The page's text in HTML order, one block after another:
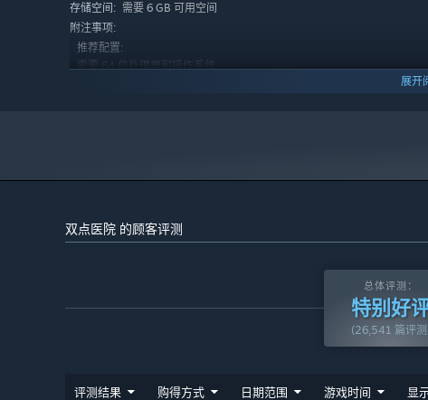
改良设施、升级设备、员工、和医院布局，更多更快地治病挣钱
训练并提高你的员工能力、提升他们的等级、学习新的技术和
存储空间: 需要 6 GB 可用空间
附注事项:
推荐配置:
需要 64 位处理器和操作系统
4GB（旧版：AMD R9 290X，4GB）
附注事项:
展开
双点医院 的顾客评测
总体评测：
特别好
(26,541 篇评
评测结果 购得方式 日期范围 游戏时间 显